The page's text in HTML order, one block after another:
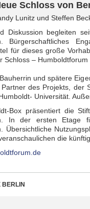
Schloss von
Lunitz und Steffen
Diskussion begleiten
Bürgerschaftliches
für dieses große
Schloss –
und spätere
des Projekts, der
Universität.
Box präsentiert die
In der ersten Etage
Übersichtliche
die
BERLIN